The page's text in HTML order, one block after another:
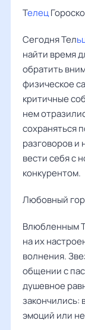
Телец
Сегодня Тел
найти время
обратить
физическое
критичные
нем
сохраняться
разговоров и
вести себя с
конкурентом.
Любовный
Влюбленным
на их
волнения.
общении с
душевное
закончились:
эмоций или